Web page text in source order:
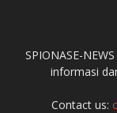
SPIONASE-
informasi
Contact us: